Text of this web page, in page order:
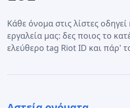
Κάθε όνομα στις λίστες
εργαλεία μας: δες ποιος το
ελεύθερο tag Riot ID και πάρ'